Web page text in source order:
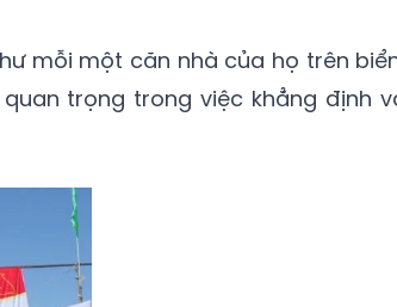
mỗi một căn nhà của họ trên
trọng trong việc khẳng định